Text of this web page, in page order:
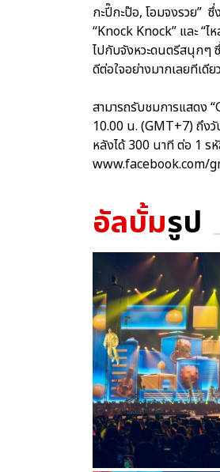
กะปี๊กะป๊อ, โอมจงรวย”
“Knock Knock” และ “
ไปกับจังหวะดนตรีสนุกๆ
ดีต่อใจอย่างมากเลยทีเดีย
สามารถรับชมการแสดง
10.00 น. (GMT+7) ถึง
หลังได้ 300 นาที ต่อ 1 ร
www.facebook.com/
อัลบั้มรูป